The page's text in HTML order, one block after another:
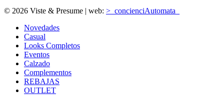
© 2026 Viste & Presume | web: >_concienciAutomata_
Novedades
Casual
Looks Completos
Eventos
Calzado
Complementos
REBAJAS
OUTLET